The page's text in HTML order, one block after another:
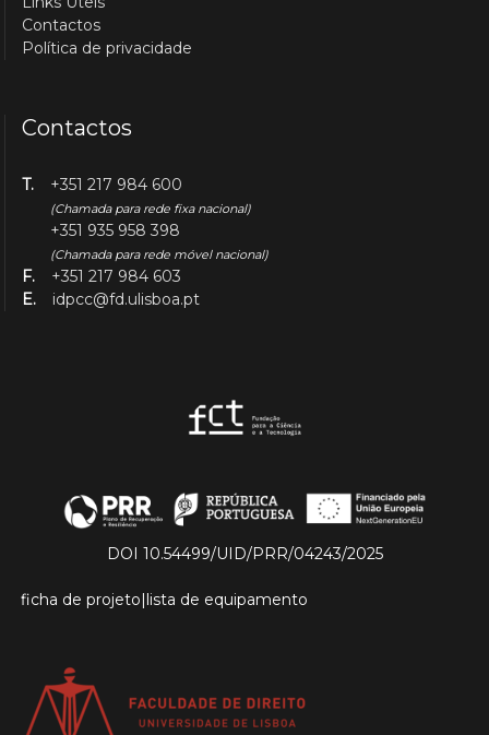
Contactos
Política de privacidade
Contactos
T. +351 217 984 600
(Chamada para rede fixa nacional)
+351 935 958 398
(Chamada para rede móvel nacional)
F.
+351 217 984 603
E.
idpcc@fd.ulisboa.pt
DOI 10.54499/UID/PRR/04243/2025
ficha de projeto|lista de equipamento